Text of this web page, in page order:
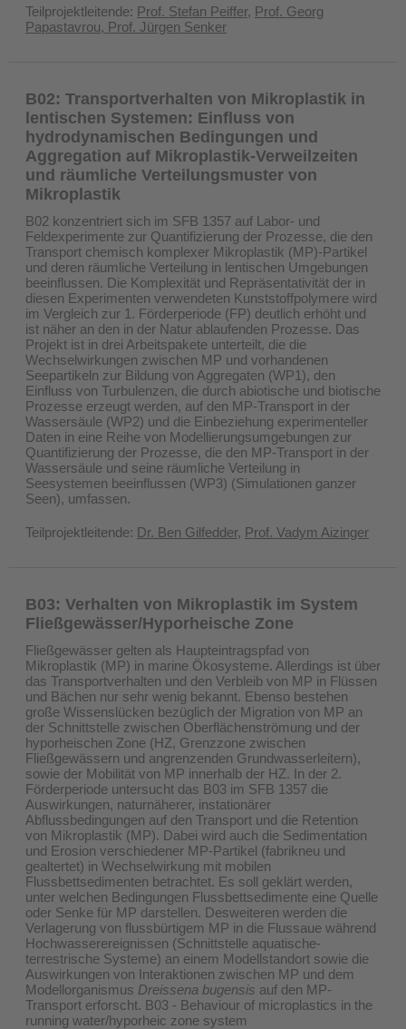
Teilprojektleitende: Prof. Stefan Peiffer, Prof. Georg
Papastavrou, Prof. Jürgen Senker
B02: Transportverhalten von Mikroplastik in
lentischen Systemen: Einfluss von
hydrodynamischen Bedingungen und
Aggregation auf Mikroplastik-Verweilzeiten
und räumliche Verteilungsmuster von
Mikroplastik
B02 konzentriert sich im SFB 1357 auf Labor- und
Feldexperimente zur Quantifizierung der Prozesse, die den
Transport chemisch komplexer Mikroplastik (MP)-Partikel
und deren räumliche Verteilung in lentischen Umgebungen
beeinflussen. Die Komplexität und Repräsentativität der in
diesen Experimenten verwendeten Kunststoffpolymere wird
im Vergleich zur 1. Förderperiode (FP) deutlich erhöht und
ist näher an den in der Natur ablaufenden Prozesse. Das
Projekt ist in drei Arbeitspakete unterteilt, die die
Wechselwirkungen zwischen MP und vorhandenen
Seepartikeln zur Bildung von Aggregaten (WP1), den
Einfluss von Turbulenzen, die durch abiotische und biotische
Prozesse erzeugt werden, auf den MP-Transport in der
Wassersäule (WP2) und die Einbeziehung experimenteller
Daten in eine Reihe von Modellierungsumgebungen zur
Quantifizierung der Prozesse, die den MP-Transport in der
Wassersäule und seine räumliche Verteilung in
Seesystemen beeinflussen (WP3) (Simulationen ganzer
Seen), umfassen.
Teilprojektleitende: Dr. Ben Gilfedder, Prof. Vadym Aizinger
B03: Verhalten von Mikroplastik im System
Fließgewässer/Hyporheische Zone
Fließgewässer gelten als Haupteintragspfad von
Mikroplastik (MP) in marine Ökosysteme. Allerdings ist über
das Transportverhalten und den Verbleib von MP in Flüssen
und Bächen nur sehr wenig bekannt. Ebenso bestehen
große Wissenslücken bezüglich der Migration von MP an
der Schnittstelle zwischen Oberflächenströmung und der
hyporheischen Zone (HZ, Grenzzone zwischen
Fließgewässern und angrenzenden Grundwasserleitern),
sowie der Mobilität von MP innerhalb der HZ. In der 2.
Förderperiode untersucht das B03 im SFB 1357 die
Auswirkungen, naturnäherer, instationärer
Abflussbedingungen auf den Transport und die Retention
von Mikroplastik (MP). Dabei wird auch die Sedimentation
und Erosion verschiedener MP-Partikel (fabrikneu und
gealtertet) in Wechselwirkung mit mobilen
Flussbettsedimenten betrachtet. Es soll geklärt werden,
unter welchen Bedingungen Flussbettsedimente eine Quelle
oder Senke für MP darstellen. Desweiteren werden die
Verlagerung von flussbürtigem MP in die Flussaue während
Hochwasserereignissen (Schnittstelle aquatische-
terrestrische Systeme) an einem Modellstandort sowie die
Auswirkungen von Interaktionen zwischen MP und dem
Modellorganismus Dreissena bugensis auf den MP-
Transport erforscht. B03 - Behaviour of microplastics in the
running water/hyporheic zone system